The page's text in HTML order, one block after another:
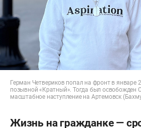
Герман Четвериков попал на фронт в январе
позывной «Кратный». Тогда был освобожден
масштабное наступление на Артемовск
Жизнь на гражданке —